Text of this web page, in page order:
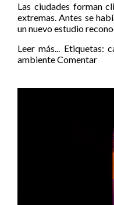
Las ciudades forman
extremas. Antes se
un nuevo estudio
Leer más... Etiquetas:
ambienteComentar